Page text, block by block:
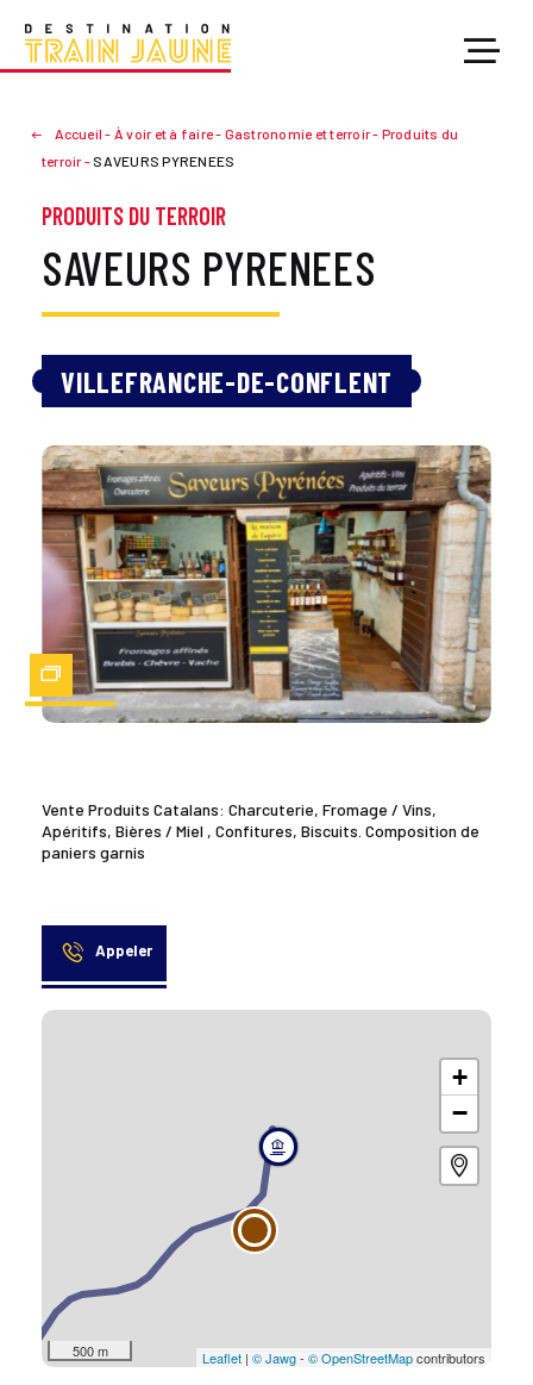
Accueil - À voir et à faire- Gastronomie et terroir- Produits du
terroir-SAVEURS PYRENEES
PRODUITS DU TERROIR
SAVEURS PYRENEES
VILLEFRANCHE-DE-CONFLENT
Zoom
Vente Produits Catalans: Charcuterie, Fromage / Vins,
Apéritifs, Bières / Miel , Confitures, Biscuits. Composition de
paniers garnis
Appeler
+
−
500 m Leaflet | © Jawg- © OpenStreetMapcontributors